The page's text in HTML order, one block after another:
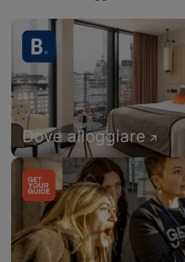
Dove alloggiare